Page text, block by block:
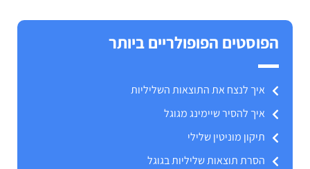
הפוסטים הפופולריים ביותר
איך לנצח את התוצאות השליליות
איך להסיר שיימינג מגוגל
תיקון מוניטין שלילי
הסרת תוצאות שליליות בגוגל